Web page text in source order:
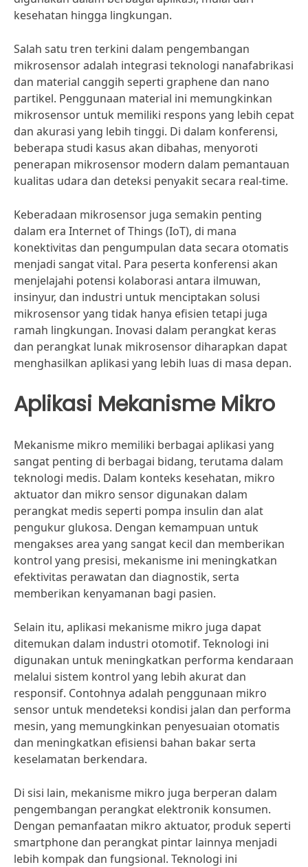
kesehatan hingga lingkungan.
Salah satu tren terkini dalam pengembangan
mikrosensor adalah integrasi teknologi nanafabrikasi
dan material canggih seperti graphene dan nano
partikel. Penggunaan material ini memungkinkan
mikrosensor untuk memiliki respons yang lebih cepat
dan akurasi yang lebih tinggi. Di dalam konferensi,
beberapa studi kasus akan dibahas, menyoroti
penerapan mikrosensor modern dalam pemantauan
kualitas udara dan deteksi penyakit secara real-time.
Keberadaan mikrosensor juga semakin penting
dalam era Internet of Things (IoT), di mana
konektivitas dan pengumpulan data secara otomatis
menjadi sangat vital. Para peserta konferensi akan
menjelajahi potensi kolaborasi antara ilmuwan,
insinyur, dan industri untuk menciptakan solusi
mikrosensor yang tidak hanya efisien tetapi juga
ramah lingkungan. Inovasi dalam perangkat keras
dan perangkat lunak mikrosensor diharapkan dapat
menghasilkan aplikasi yang lebih luas di masa depan.
Aplikasi Mekanisme Mikro
Mekanisme mikro memiliki berbagai aplikasi yang
sangat penting di berbagai bidang, terutama dalam
teknologi medis. Dalam konteks kesehatan, mikro
aktuator dan mikro sensor digunakan dalam
perangkat medis seperti pompa insulin dan alat
pengukur glukosa. Dengan kemampuan untuk
mengakses area yang sangat kecil dan memberikan
kontrol yang presisi, mekanisme ini meningkatkan
efektivitas perawatan dan diagnostik, serta
memberikan kenyamanan bagi pasien.
Selain itu, aplikasi mekanisme mikro juga dapat
ditemukan dalam industri otomotif. Teknologi ini
digunakan untuk meningkatkan performa kendaraan
melalui sistem kontrol yang lebih akurat dan
responsif. Contohnya adalah penggunaan mikro
sensor untuk mendeteksi kondisi jalan dan performa
mesin, yang memungkinkan penyesuaian otomatis
dan meningkatkan efisiensi bahan bakar serta
keselamatan berkendara.
Di sisi lain, mekanisme mikro juga berperan dalam
pengembangan perangkat elektronik konsumen.
Dengan pemanfaatan mikro aktuator, produk seperti
smartphone dan perangkat pintar lainnya menjadi
lebih kompak dan fungsional. Teknologi ini